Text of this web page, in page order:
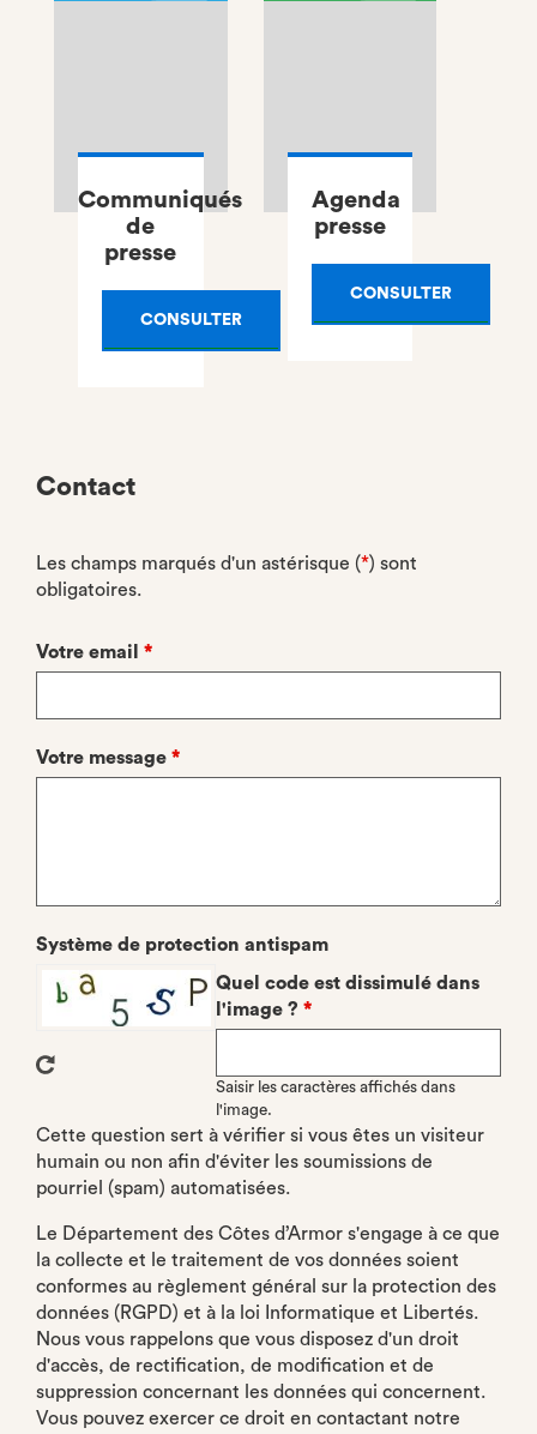
Communiqués
de
presse
CONSULTER
Agenda
presse
CONSULTER
Contact
Les champs marqués d'un astérisque (*) sont
obligatoires.
Votre email *
Votre message *
Système de protection antispam
Quel code est dissimulé dans
l'image ? *
Saisir les caractères affichés dans
l'image.
Cette question sert à vérifier si vous êtes un visiteur
humain ou non afin d'éviter les soumissions de
pourriel (spam) automatisées.
Le Département des Côtes d’Armor s'engage à ce que
la collecte et le traitement de vos données soient
conformes au règlement général sur la protection des
données (RGPD) et à la loi Informatique et Libertés.
Nous vous rappelons que vous disposez d'un droit
d'accès, de rectification, de modification et de
suppression concernant les données qui concernent.
Vous pouvez exercer ce droit en contactant notre